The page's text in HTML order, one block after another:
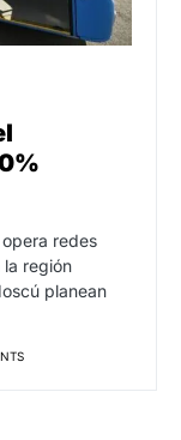
redes
región
planean